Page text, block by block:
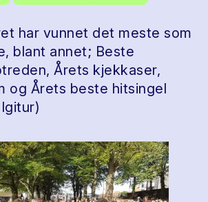
har vunnet det meste som
blant annet; Beste
Årets kjekkaser,
og Årets beste hitsingel